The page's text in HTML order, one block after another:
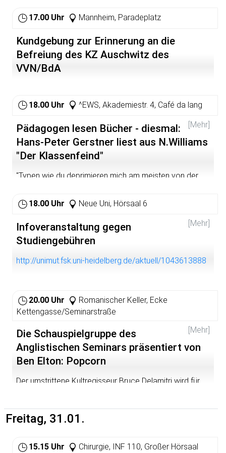
schriftlichen Selbstzeugnissen Gandhis werden
historische Photographien und Karikaturen aus den
gezeigt.
17.00 Uhr Mannheim, Paradeplatz
Kundgebung zur Erinnerung an die
Befreiung des KZ Auschwitz des
VVN/BdA
18.00 Uhr ^EWS, Akademiestr. 4, Café da lang
[Mehr]
Pädagogen lesen Bücher - diesmal:
Hans-Peter Gerstner liest aus N.Williams
"Der Klassenfeind"
"Typen wie du deprimieren mich am meisten von der
Habe ich recht? Du willst einfach nicht."
18.00 Uhr Neue Uni, Hörsaal 6
[Mehr]
Infoveranstaltung gegen
Studiengebühren
http://unimut.fsk.uni-heidelberg.de/aktuell/1043613888
20.00 Uhr
Romanischer Keller, Ecke
Kettengasse/Seminarstraße
[Mehr]
Die Schauspielgruppe des
Anglistischen Seminars präsentiert von
Ben Elton: Popcorn
Der umstrittene Kultregisseur Bruce Delamitri wird für
auch dieser Film vor Sex und Gewalt und ist ein
Kassenschlager. Die Killer sind cool und für Delamitri-
Kritiker werfen Delamitri vor, mit seinen Filmen
Freitag, 31.01.
15.15 Uhr Chirurgie, INF 110, Großer Hörsaal